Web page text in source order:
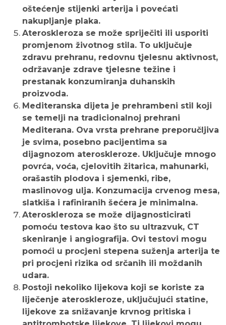
oštećenje stijenki arterija i povećati
nakupljanje plaka.
Ateroskleroza se može spriječiti ili usporiti
promjenom životnog stila. To uključuje
zdravu prehranu, redovnu tjelesnu aktivnost,
održavanje zdrave tjelesne težine i
prestanak konzumiranja duhanskih
proizvoda.
Mediteranska dijeta je prehrambeni stil koji
se temelji na tradicionalnoj prehrani
Mediterana. Ova vrsta prehrane preporučljiva
je svima, posebno pacijentima sa
dijagnozom ateroskleroze. Uključuje mnogo
povrća, voća, cjelovitih žitarica, mahunarki,
orašastih plodova i sjemenki, ribe,
maslinovog ulja. Konzumacija crvenog mesa,
slatkiša i rafiniranih šećera je minimalna.
Ateroskleroza se može dijagnosticirati
pomoću testova kao što su ultrazvuk, CT
skeniranje i angiografija. Ovi testovi mogu
pomoći u procjeni stepena suženja arterija te
pri procjeni rizika od srčanih ili moždanih
udara.
Postoji nekoliko lijekova koji se koriste za
liječenje ateroskleroze, uključujući statine,
lijekove za snižavanje krvnog pritiska i